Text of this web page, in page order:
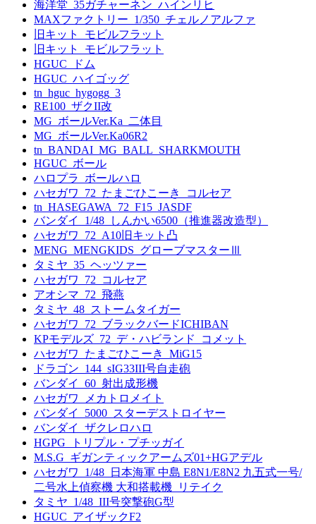
海洋堂_35ガチャーネン_ハインリヒ
MAXファクトリー_1/350_チェルノアルファ
旧キット_モビルフラット
旧キット_モビルフラット
HGUC_ドム
HGUC_ハイゴッグ
tn_hguc_hygogg_3
RE100_ザクII改
MG_ボールVer.Ka_二体目
MG_ボールVer.Ka06R2
tn_BANDAI_MG_BALL_SHARKMOUTH
HGUC_ボール
ハロプラ_ボールハロ
ハセガワ_72_たまごひこーき_コルセア
tn_HASEGAWA_72_F15_JASDF
バンダイ_1/48_しんかい6500（推進器改造型）
ハセガワ_72_A10旧キット凸
MENG_MENGKIDS_グローブマスターⅢ
タミヤ_35_ヘッツァー
ハセガワ_72_コルセア
アオシマ_72_飛燕
タミヤ_48_ストームタイガー
ハセガワ_72_ブラックバードICHIBAN
KPモデルズ_72_デ・ハビランド_コメット
ハセガワ_たまごひこーき_MiG15
ドラゴン_144_sIG33III号自走砲
バンダイ_60_射出成形機
ハセガワ_メカトロメイト
バンダイ_5000_スターデストロイヤー
バンダイ_ザクレロハロ
HGPG_トリプル・プチッガイ
M.S.G_ギガンティックアームズ01+HGアデル
ハセガワ_1/48_日本海軍 中島 E8N1/E8N2 九五式一号/
二号水上偵察機 大和搭載機_リテイク
タミヤ_1/48_III号突撃砲G型
HGUC_アイザックF2